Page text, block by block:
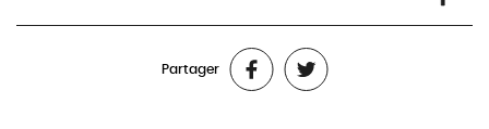
Partager
performances, toujours dans un processus horizontal de
: Marius Barthaux, Karine
Dahouindji, Simon Crettol, Nicolas Fernando Mayorga Ramirez,